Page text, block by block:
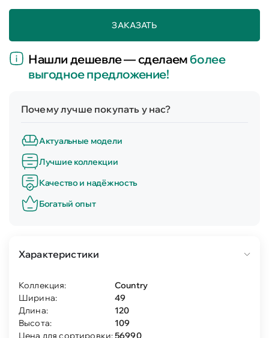
ЗАКАЗАТЬ
Нашли дешевле — сделаемболее
выгодное предложение!
Почему лучше покупать у нас?
Актуальные модели
Лучшие коллекции
Качество и надёжность
Богатый опыт
Характеристики
Коллекция:
Country
Ширина:
49
Длина:
120
Высота:
109
Цена для сортировки:56990